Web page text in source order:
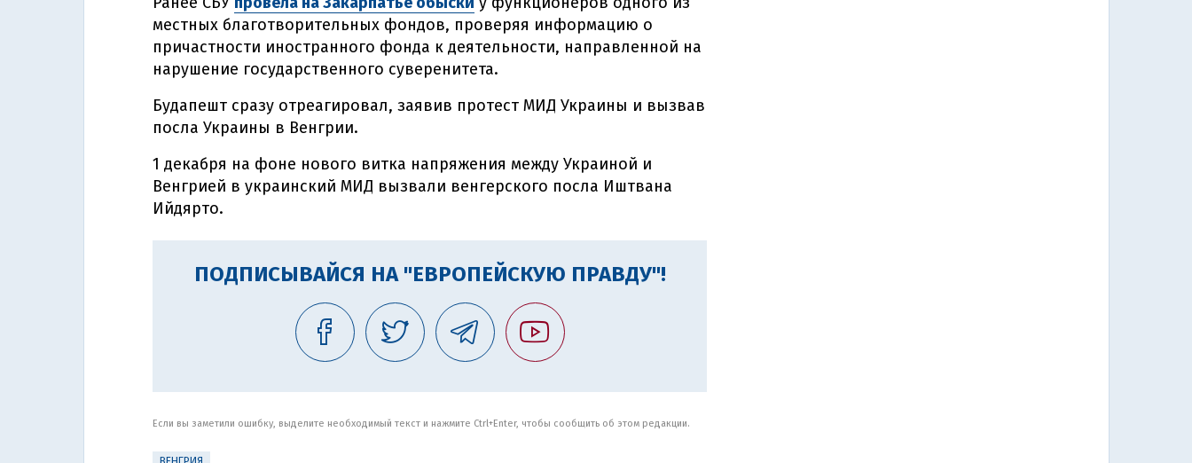
местных благотворительных фондов, проверяя информацию о
причастности иностранного фонда к деятельности, направленной на
нарушение государственного суверенитета.
Будапешт сразу отреагировал, заявив протест МИД Украины и вызвав
посла Украины в Венгрии.
1 декабря на фоне нового витка напряжения между Украиной и
Венгрией в украинский МИД вызвали венгерского посла Иштвана
Ийдярто.
ПОДПИСЫВАЙСЯ НА "ЕВРОПЕЙСКУЮ ПРАВДУ"!
Если вы заметили ошибку, выделите необходимый текст и нажмите Ctrl+Enter, чтобы сообщить об этом редакции.